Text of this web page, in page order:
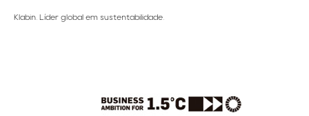
Klabin. Líder global em sustentabilidade.